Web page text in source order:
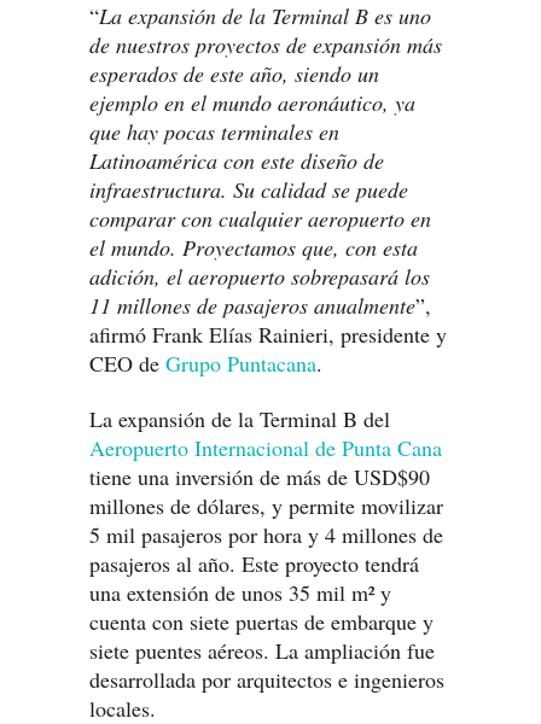
“La expansión de la Terminal B es uno
de nuestros proyectos de expansión más
esperados de este año, siendo un
ejemplo en el mundo aeronáutico, ya
que hay pocas terminales en
Latinoamérica con este diseño de
infraestructura. Su calidad se puede
comparar con cualquier aeropuerto en
el mundo. Proyectamos que, con esta
adición, el aeropuerto sobrepasará los
11 millones de pasajeros anualmente”,
afirmó Frank Elías Rainieri, presidente y
CEO de Grupo Puntacana.
La expansión de la Terminal B del
Aeropuerto Internacional de Punta Cana
tiene una inversión de más de USD$90
millones de dólares, y permite movilizar
5 mil pasajeros por hora y 4 millones de
pasajeros al año. Este proyecto tendrá
una extensión de unos 35 mil m² y
cuenta con siete puertas de embarque y
siete puentes aéreos. La ampliación fue
desarrollada por arquitectos e ingenieros
locales.